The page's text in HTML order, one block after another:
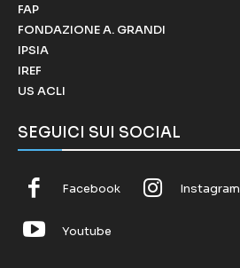
FAP
FONDAZIONE A. GRANDI
IPSIA
IREF
US ACLI
SEGUICI SUI SOCIAL
Facebook Instagram
Youtube